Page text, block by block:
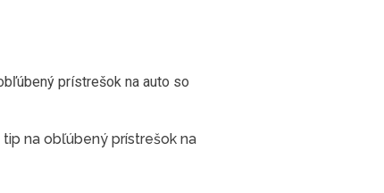
prístrešok na auto so
na obľúbený prístrešok na